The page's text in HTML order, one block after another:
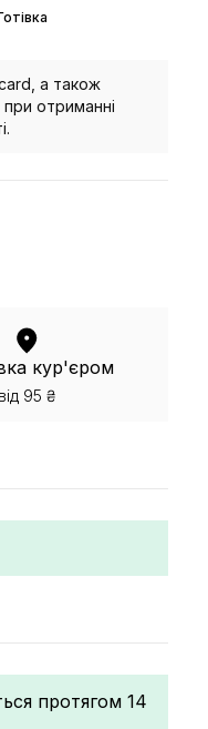
а також
отриманні
кур'єром
від 95 ₴
протягом 14